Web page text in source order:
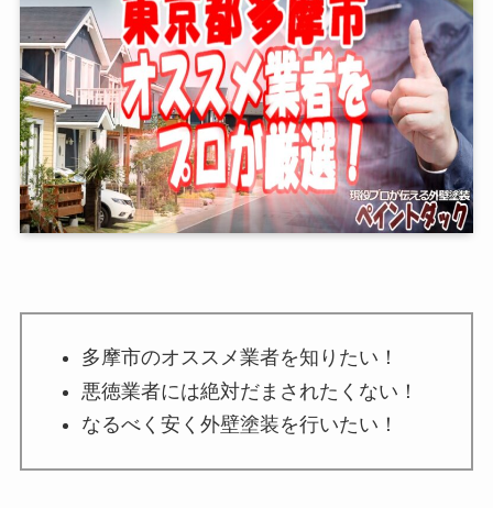
多摩市のオススメ業者を知りたい！
悪徳業者には絶対だまされたくない！
なるべく安く外壁塗装を行いたい！